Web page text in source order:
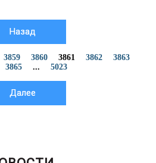
Назад
3859 3860 3861 3862
3863
3865 ... 5023
Далее